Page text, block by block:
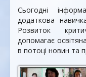
Сьогодні
додаткова
Розвиток
допомагає
в потоці новин та